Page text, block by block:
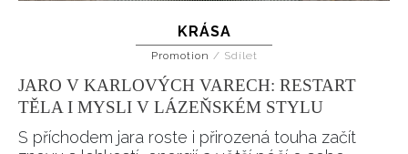
KRÁSA
Promotion / Sdílet
JARO V KARLOVÝCH VARECH: RESTART
TĚLA I MYSLI V LÁZEŇSKÉM STYLU
S příchodem jara roste i přirozená touha začít